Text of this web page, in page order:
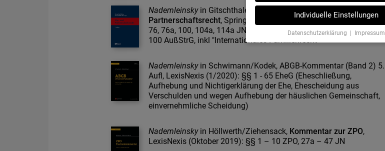
Nademleinskyin Gitschthaler/Höllwerth,
Kommentar zum Ehe- und
Partnerschaftsrecht, Springer (2011) und 2. Auflage (2022): §§ 49,
76, 76a, 100, 104a, 114a JN, Art 1, 3 – 7, 19 Brüssel IIa-VO, §§ 97 –
100 AußStrG, inkl "Internationales Familienrecht"
Nademleinskyin Schwimann/Kodek, ABGB-Kommentar (Band 2) 5.
Aufl, LexisNexis (1/2020): §§ 1 - 65 EheG (Eheschließung,
Aufhebung und Nichtigerklärung der Ehe, Ehescheidung aus
Verschulden und wegen Aufhebung der häuslichen Gemeinschaft,
einvernehmliche Scheidung)
Nademleinskyin Höllwerth/Ziehensack, Kommentar zur ZPO,
LexisNexis (Oktober 2019): §§ 1 – 10 ZPO, 27a – 47 JN
Individuelle Einstellungen
Datenschutzerklärung | Impressum